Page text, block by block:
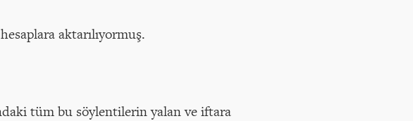
aktarılıyormuş.
tüm bu söylentilerin yalan ve iftara